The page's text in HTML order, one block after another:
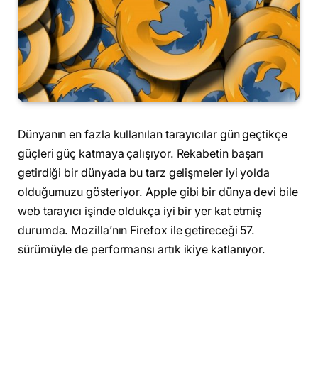
Dünyanın en fazla kullanılan tarayıcılar gün geçtikçe
güçleri güç katmaya çalışıyor. Rekabetin başarı
getirdiği bir dünyada bu tarz gelişmeler iyi yolda
olduğumuzu gösteriyor. Apple gibi bir dünya devi bile
web tarayıcı işinde oldukça iyi bir yer kat etmiş
durumda. Mozilla’nın Firefox ile getireceği 57.
sürümüyle de performansı artık ikiye katlanıyor.